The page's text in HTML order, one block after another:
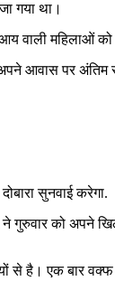
गया था।
वाली महिलाओं को
अपने आवास पर अंतिम
सुनवाई करेगा.
गुरुवार को अपने
से है। एक बार